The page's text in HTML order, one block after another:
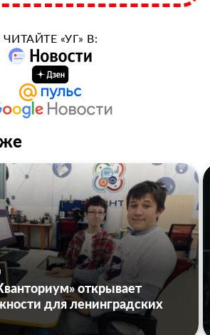
ЧИТАЙТЕ «УГ» В:
открывает
для ленинградских